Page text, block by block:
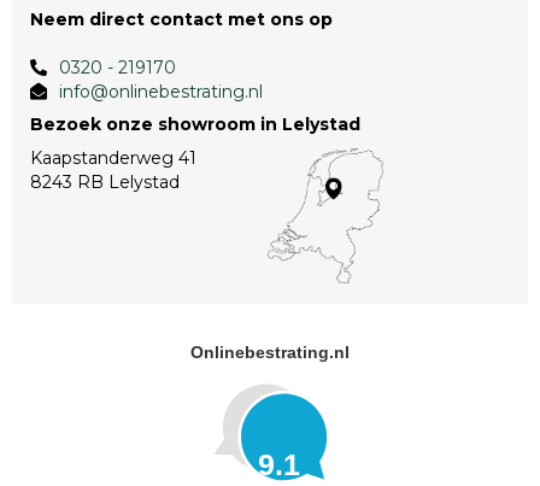
Neem direct contact met ons op
0320 - 219170
info@onlinebestrating.nl
Bezoek onze showroom in Lelystad
Kaapstanderweg 41
8243 RB Lelystad
Onlinebestrating.nl
9.1